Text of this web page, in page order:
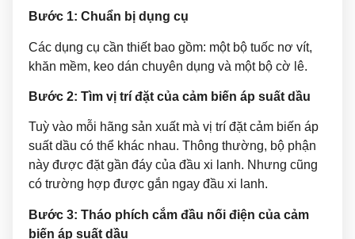
Bước 1: Chuẩn bị dụng cụ
Các dụng cụ cần thiết bao gồm: một bộ tuốc nơ vít,
khăn mềm, keo dán chuyên dụng và một bộ cờ lê.
Bước 2: Tìm vị trí đặt của cảm biến áp suất dầu
Tuỳ vào mỗi hãng sản xuất mà vị trí đặt cảm biến áp
suất dầu có thể khác nhau. Thông thường, bộ phận
này được đặt gần đáy của đầu xi lanh. Nhưng cũng
có trường hợp được gắn ngay đầu xi lanh.
Bước 3: Tháo phích cắm đầu nối điện của cảm
biến áp suất dầu